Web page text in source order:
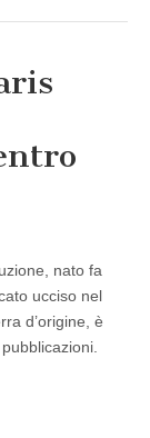
nato fa
ucciso nel
d’origine, è